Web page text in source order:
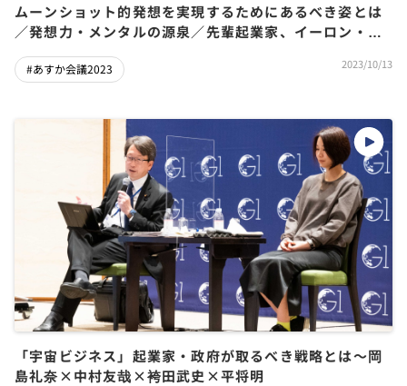
ムーンショット的発想を実現するためにあるべき姿とは
／発想力・メンタルの源泉／先輩起業家、イーロン・マ
理人×中村友哉×高野真】
#あすか会議2023 2023/10/13
「宇宙ビジネス」起業家・政府が取るべき戦略とは～岡
島礼奈×中村友哉×袴田武史×平将明